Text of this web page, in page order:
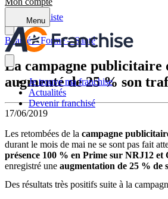
Menu
Je trouve ma franchise
Actualités
Devenir franchisé
Retour à la liste
Beauté – Forme – Santé
La campagne publicitaire
augmenté de 25 % son
17/06/2019
Les retombées de la campagne
durant le mois de mai ne se sont pas fait
présence 100 % en Prime sur NRJ12 et
enregistré une augmentation de 25 % de
Des résultats très positifs suite à la